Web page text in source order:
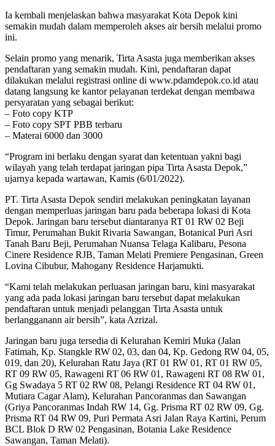
Ia kembali menjelaskan bahwa masyarakat Kota Depok kini
semakin mudah dalam memperoleh akses air bersih melalui promo
ini.
Selain promo yang menarik, Tirta Asasta juga memberikan akses
pendaftaran yang semakin mudah. Kini, pendaftaran dapat
dilakukan melalui registrasi online di www.pdamdepok.co.id atau
datang langsung ke kantor pelayanan terdekat dengan membawa
persyaratan yang sebagai berikut:
– Foto copy KTP
– Foto copy SPT PBB terbaru
– Materai 6000 dan 3000
“Program ini berlaku dengan syarat dan ketentuan yakni bagi
wilayah yang telah terdapat jaringan pipa Tirta Asasta Depok,”
ujarnya kepada wartawan, Kamis (6/01/2022).
PT. Tirta Asasta Depok sendiri melakukan peningkatan layanan
dengan memperluas jaringan baru pada beberapa lokasi di Kota
Depok. Jaringan baru tersebut diantaranya RT 01 RW 02 Beji
Timur, Perumahan Bukit Rivaria Sawangan, Botanical Puri Asri
Tanah Baru Beji, Perumahan Nuansa Telaga Kalibaru, Pesona
Cinere Residence RJB, Taman Melati Premiere Pengasinan, Green
Lovina Cibubur, Mahogany Residence Harjamukti.
“Kami telah melakukan perluasan jaringan baru, kini masyarakat
yang ada pada lokasi jaringan baru tersebut dapat melakukan
pendaftaran untuk menjadi pelanggan Tirta Asasta untuk
berlangganann air bersih”, kata Azrizal.
Jaringan baru juga tersedia di Kelurahan Kemiri Muka (Jalan
Fatimah, Kp. Stangkle RW 02, 03, dan 04, Kp. Gedong RW 04, 05,
019, dan 20), Kelurahan Ratu Jaya (RT 01 RW 01, RT 01 RW 05,
RT 09 RW 05, Rawageni RT 06 RW 01, Rawageni RT 08 RW 01,
Gg Swadaya 5 RT 02 RW 08, Pelangi Residence RT 04 RW 01,
Mutiara Cagar Alam), Kelurahan Pancoranmas dan Sawangan
(Griya Pancoranmas Indah RW 14, Gg. Prisma RT 02 RW 09, Gg.
Prisma RT 04 RW 09, Puri Permata Asri Jalan Raya Kartini, Perum
BCL Blok D RW 02 Pengasinan, Botania Lake Residence
Sawangan, Taman Melati).